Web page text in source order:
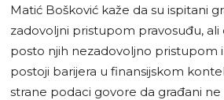
Matić Bošković kaže da su ispitani
zadovoljni pristupom pravosuđu,
posto njih nezadovoljno pristupom
postoji barijera u finansijskom
strane podaci govore da građani ne